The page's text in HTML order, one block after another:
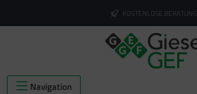
KOSTENLOSE BERATUNG
Navigation